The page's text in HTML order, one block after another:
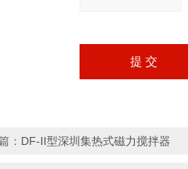
： DF-II型深圳集热式磁力搅拌器